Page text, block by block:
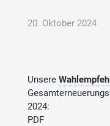
20. Oktober 2024
Unsere
2024:
PDF